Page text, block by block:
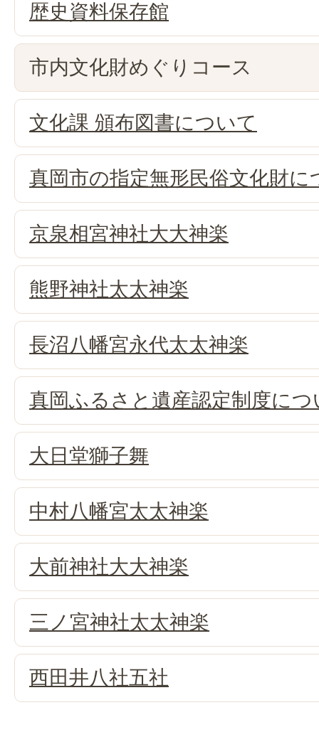
歴史資料保存館
市内文化財めぐりコース
文化課 頒布図書について
真岡市の指定無形民俗文化財に
京泉相宮神社大大神楽
熊野神社太太神楽
長沼八幡宮永代太太神楽
真岡ふるさと遺産認定制度につ
大日堂獅子舞
中村八幡宮太太神楽
大前神社大大神楽
三ノ宮神社太太神楽
西田井八社五社